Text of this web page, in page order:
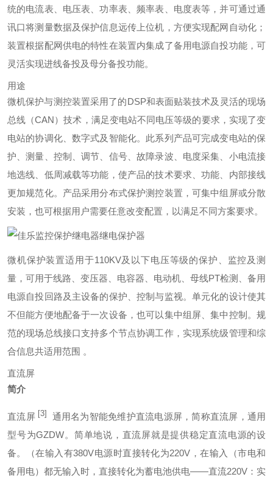
统的电流表、电压表、功率表、频率表、电度表等，并可通过通
讯口将测量数据及保护信息远传上位机，方便实现配网自动化；
装置根据配网供电的特性在装置内集成了备用电源自投功能，可
灵活实现进线备投及母分备投功能。
用途
微机保护与测控装置采用了的DSP和表面贴装技术及灵活的现场
总线（CAN）技术，满足变电站不同电压等级的要求，实现了变
电站的协调化、数字式及智能化。此系列产品可完成变电站的保
护、测量、控制、调节、信号、故障录波、电度采集、小电流接
地选线、低周减载等功能，使产品的技术要求、功能、内部接线
更加规范化。产品采用分布式保护测控装置，可集中组屏或分散
安装，也可根据用户需要任意改变配置，以满足不同方案要求。
继电保护器
微机保护装置适用于110KV及以下电压等级的保护、监控及测
量，可用于线路、变压器、电容器、电动机、母线PT检测、备用
电源自投回路及主设备的保护、控制与监视。单元化的设计使其
不但能方便地配备于一次设备，也可以集中组屏、集中控制。规
范的现场总线接口支持多个节点协调工作，实现系统级管理和综
合信息共适用范围 。
直流屏
简介
直流屏 [3]
通用名为智能免维护直流电源屏，简称直流屏，通用
型号为GZDW。简单地说，直流屏就是提供稳定直流电源的设
备。（在输入有380V电源时直接转化为220V，在输入（市电和
备用电）都无输入时，直接转化为蓄电池供电——直流220V：实